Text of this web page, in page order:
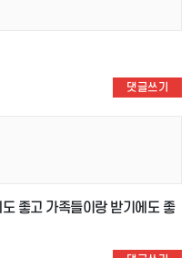
댓글쓰기
좋고 가족들이랑 받기에도 좋